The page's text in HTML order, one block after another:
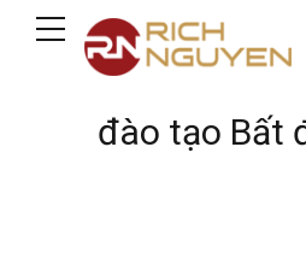
đào tạo Bất